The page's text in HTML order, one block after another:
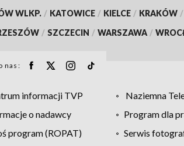
WLKP. / KATOWICE / KIELCE / KRAKÓW /
/ SZCZECIN / WARSZAWA /
nas:
informacji TVP Naziemna
o nadawcy
Program dla
program (ROPAT)
Serwis